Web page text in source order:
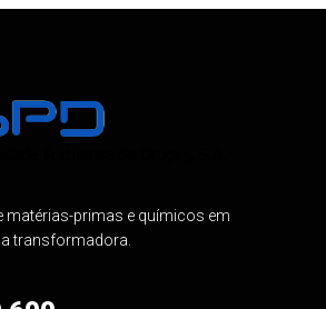
matérias-primas e químicos em
transformadora.